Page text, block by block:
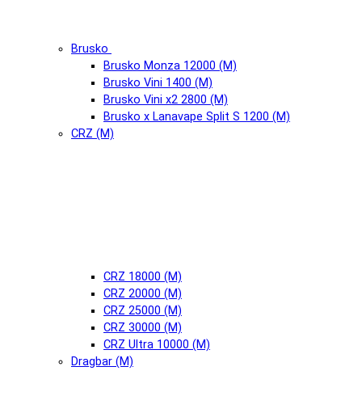
Brusko
Brusko Monza 12000 (М)
Brusko Vini 1400 (М)
Brusko Vini x2 2800 (М)
Brusko x Lanavape Split S 1200 (М)
CRZ (М)
CRZ 18000 (М)
CRZ 20000 (М)
CRZ 25000 (М)
CRZ 30000 (М)
CRZ Ultra 10000 (М)
Dragbar (М)